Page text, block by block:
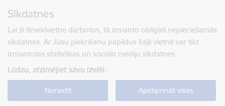
Sīkdatnes
Lai šī tīmekļvietne darbotos, tā izmanto obligāti nepieciešamās
sīkdatnes. Ar Jūsu piekrišanu papildus šajā vietnē var tikt
izmantotas statistikas un sociālo mediju sīkdatnes.
Lūdzu, atzīmējiet savu izvēli:
Noraidīt Apstiprināt visas